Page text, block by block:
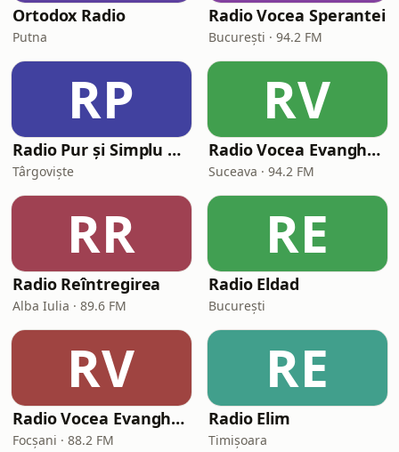
Ortodox Radio
Putna
Radio Vocea Sperantei
București · 94.2 FM
RP
Radio Pur și Simplu Creștin
Târgoviște
RV
Radio Vocea Evangheliei Suceava
Suceava · 94.2 FM
RR
Radio Reîntregirea
Alba Iulia · 89.6 FM
RE
Radio Eldad
București
RV
Radio Vocea Evangheliei Soveja
Focșani · 88.2 FM
RE
Radio Elim
Timișoara